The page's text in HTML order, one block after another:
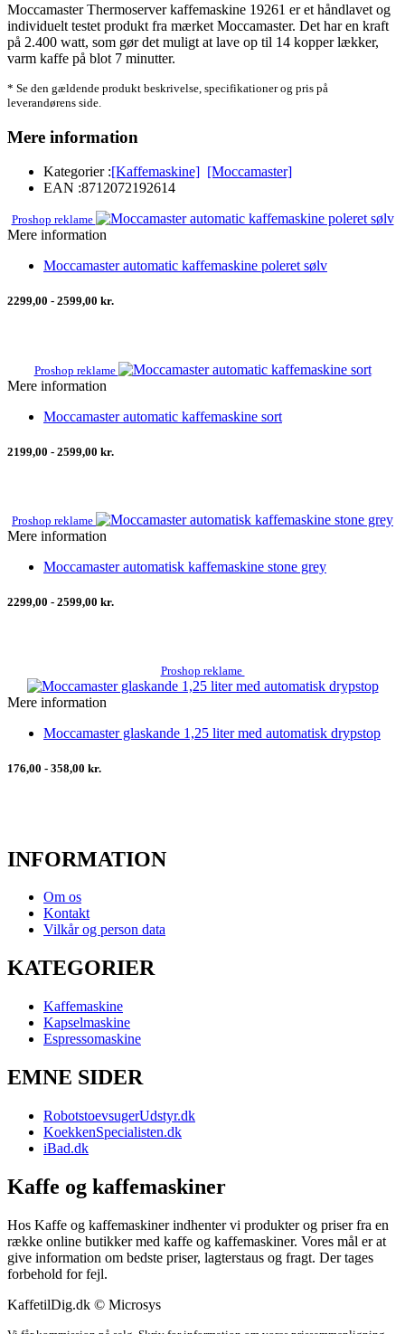
Moccamaster Thermoserver kaffemaskine 19261 er et håndlavet og
individuelt testet produkt fra mærket Moccamaster. Det har en kraft
på 2.400 watt, som gør det muligt at lave op til 14 kopper lækker,
varm kaffe på blot 7 minutter.
* Se den gældende produkt beskrivelse, specifikationer og pris på
leverandørens side.
Mere information
Kategorier :[Kaffemaskine] [Moccamaster]
EAN :8712072192614
Proshop reklame
Mere information
Moccamaster automatic kaffemaskine poleret sølv
2299,00 - 2599,00 kr.
Proshop reklame
Mere information
Moccamaster automatic kaffemaskine sort
2199,00 - 2599,00 kr.
Proshop reklame
Mere information
Moccamaster automatisk kaffemaskine stone grey
2299,00 - 2599,00 kr.
Proshop reklame
Mere information
Moccamaster glaskande 1,25 liter med automatisk drypstop
176,00 - 358,00 kr.
INFORMATION
Om os
Kontakt
Vilkår og person data
KATEGORIER
Kaffemaskine
Kapselmaskine
Espressomaskine
EMNE SIDER
RobotstoevsugerUdstyr.dk
KoekkenSpecialisten.dk
iBad.dk
Kaffe og kaffemaskiner
Hos Kaffe og kaffemaskiner indhenter vi produkter og priser fra en
række online butikker med kaffe og kaffemaskiner. Vores mål er at
give information om bedste priser, lagterstaus og fragt. Der tages
forbehold for fejl.
KaffetilDig.dk © Microsys